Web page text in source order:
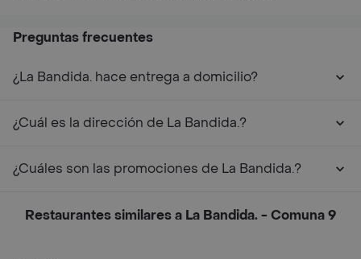
Preguntas frecuentes
¿La Bandida. hace entrega a domicilio?
¿Cuál es la dirección de La Bandida.?
¿Cuáles son las promociones de La Bandida.?
Restaurantes similares a La Bandida. - Comuna 9